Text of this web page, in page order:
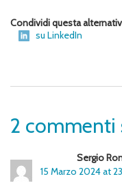
Condividi questa
su LinkedIn
2 commenti
Sergio
15 Marzo 2024 at